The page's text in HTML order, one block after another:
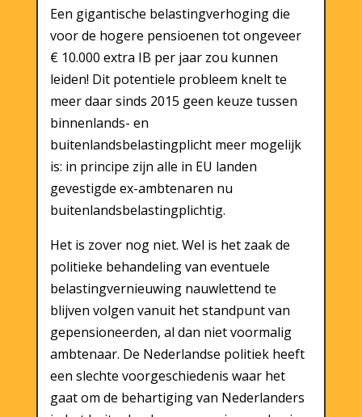
Een gigantische belastingverhoging die
voor de hogere pensioenen tot ongeveer
€ 10.000 extra IB per jaar zou kunnen
leiden! Dit potentiele probleem knelt te
meer daar sinds 2015 geen keuze tussen
binnenlands- en
buitenlandsbelastingplicht meer mogelijk
is: in principe zijn alle in EU landen
gevestigde ex-ambtenaren nu
buitenlandsbelastingplichtig.
Het is zover nog niet. Wel is het zaak de
politieke behandeling van eventuele
belastingvernieuwing nauwlettend te
blijven volgen vanuit het standpunt van
gepensioneerden, al dan niet voormalig
ambtenaar. De Nederlandse politiek heeft
een slechte voorgeschiedenis waar het
gaat om de behartiging van Nederlanders